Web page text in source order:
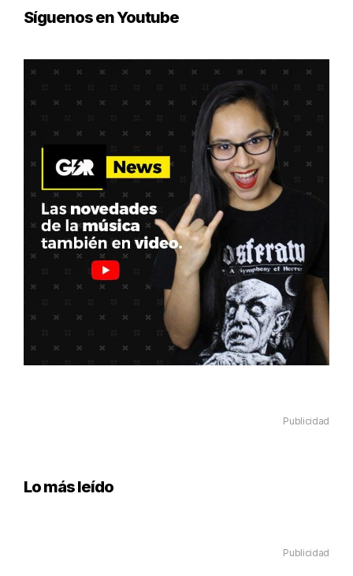
Síguenos en Youtube
Publicidad
Lo más leído
Publicidad